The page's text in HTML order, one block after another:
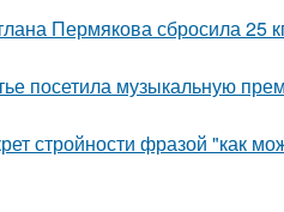
Пермякова сбросила 25
посетила музыкальную
стройности фразой "как